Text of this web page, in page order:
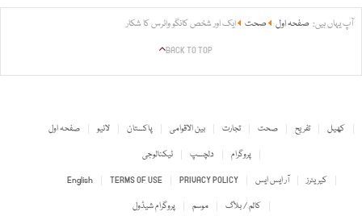
آپ یہاں ہیں: صفحہ اول صحت ایک اور شخص کانگو وائرس کا شکار
BACK TO TOP
صفحہ اول لائیو پاکستان بین الاقوامی تجارت صحت تفریح
کھیل
ٹیکنالوجی
دلچسپ
پروگرام
English
TERMS OF USE PRIVACY POLICY آر ایس ایس
کیریئرز
پروگرام شیڈول
موسم کالم / بلاگ